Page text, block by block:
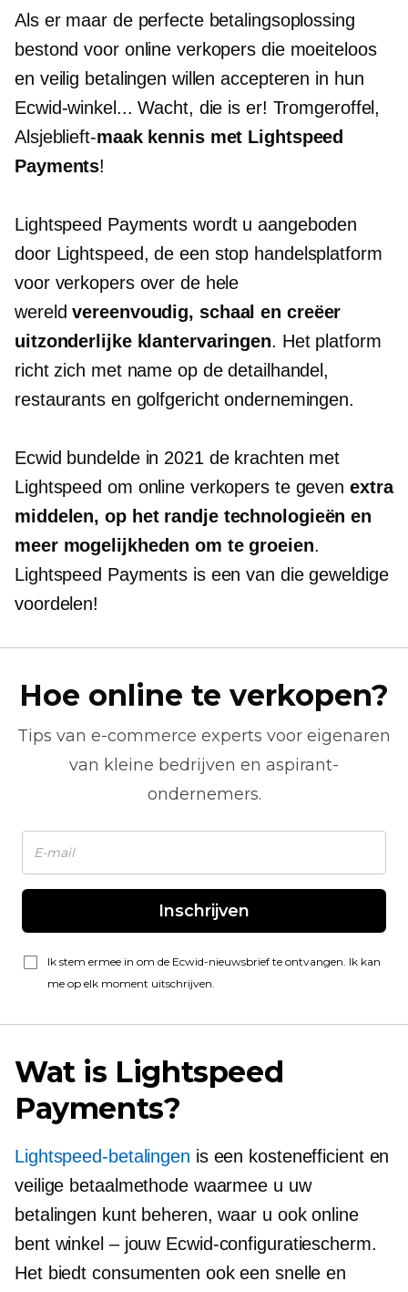
Als er maar de perfecte betalingsoplossing
bestond voor online verkopers die moeiteloos
en veilig betalingen willen accepteren in hun
Ecwid-winkel... Wacht, die is er! Tromgeroffel,
Alsjeblieft-maak kennis met Lightspeed
Payments!
Lightspeed Payments wordt u aangeboden
door Lightspeed, de een stop handelsplatform
voor verkopers over de hele
wereldvereenvoudig, schaal en creëer
uitzonderlijke klantervaringen. Het platform
richt zich met name op de detailhandel,
restaurants en golfgerichtondernemingen.
Ecwid bundelde in 2021 de krachten met
Lightspeed om online verkopers te geven extra
middelen,op het randjetechnologieën en
meer mogelijkheden om te groeien.
Lightspeed Payments is een van die geweldige
voordelen!
Hoe online te verkopen?
Tips van e-commerce experts voor eigenaren
van kleine bedrijven en aspirant-
ondernemers.
Inschrijven
Ik stem ermee in om de Ecwid-nieuwsbrief te ontvangen. Ik kan
me op elk moment uitschrijven.
Wat is Lightspeed
Payments?
Lightspeed-betalingen is een kostenefficienten
veilige betaalmethode waarmee u uw
betalingen kunt beheren, waar u ook online
bent winkel – jouwEcwid-configuratiescherm.
Het biedt consumenten ook een snelle en